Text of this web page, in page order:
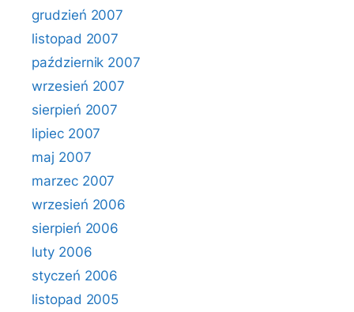
grudzień 2007
listopad 2007
październik 2007
wrzesień 2007
sierpień 2007
lipiec 2007
maj 2007
marzec 2007
wrzesień 2006
sierpień 2006
luty 2006
styczeń 2006
listopad 2005